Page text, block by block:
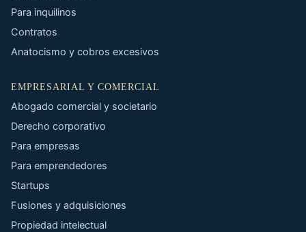
Para inquilinos
Contratos
Anatocismo y cobros excesivos
EMPRESARIAL Y COMERCIAL
Abogado comercial y societario
Derecho corporativo
Para empresas
Para emprendedores
Startups
Fusiones y adquisiciones
Propiedad intelectual